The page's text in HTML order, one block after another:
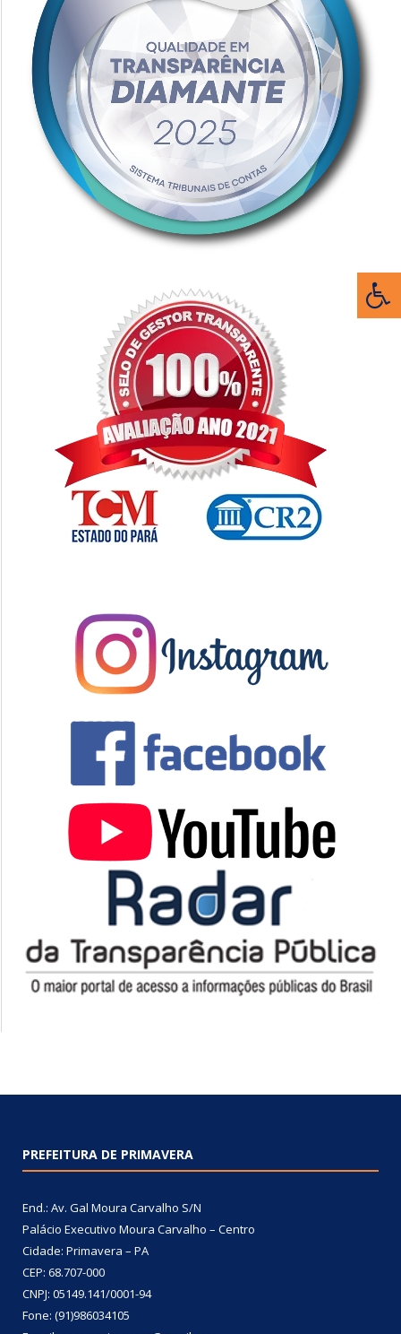
PREFEITURA DE PRIMAVERA
End.: Av. Gal Moura Carvalho S/N
Palácio Executivo Moura Carvalho – Centro
Cidade: Primavera – PA
CEP: 68.707-000
CNPJ: 05149.141/0001-94
Fone: (91)986034105